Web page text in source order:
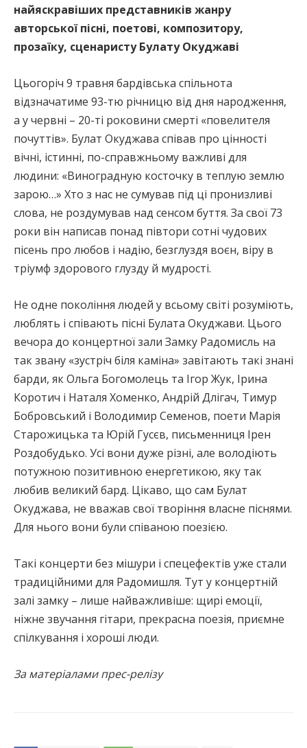
найяскравіших представників жанру
авторської пісні, поетові, композитору,
прозаїку, сценаристу Булату Окуджаві
Цьогоріч 9 травня бардівська спільнота
відзначатиме 93-тю річницю від дня народження,
а у червні – 20-ті роковини смерті «повелителя
почуттів». Булат Окуджава співав про цінності
вічні, істинні, по-справжньому важливі для
людини: «Виноградную косточку в теплую землю
зарою…» Хто з нас не сумував під ці пронизливі
слова, не роздумував над сенсом буття. За свої 73
роки він написав понад півтори сотні чудових
пісень про любов і надію, безглуздя воєн, віру в
тріумф здорового глузду й мудрості.
Не одне покоління людей у всьому світі розуміють,
люблять і співають пісні Булата Окуджави. Цього
вечора до концертної зали Замку Радомисль на
так звану «зустріч біля каміна» завітають такі знані
барди, як Ольга Богомолець та Ігор Жук, Ірина
Коротич і Наталя Хоменко, Андрій Длігач, Тимур
Бобровський і Володимир Семенов, поети Марія
Старожицька та Юрій Гусєв, письменниця Ірен
Роздобудько. Усі вони дуже різні, але володіють
потужною позитивною енергетикою, яку так
любив великий бард. Цікаво, що сам Булат
Окуджава, не вважав свої творіння власне піснями.
Для нього вони були співаною поезією.
Такі концерти без мішури і спецефектів уже стали
традиційними для Радомишля. Тут у концертній
залі замку – лише найважливіше: щирі емоції,
ніжне звучання гітари, прекрасна поезія, приємне
спілкування і хороші люди.
За матеріалами прес-релізу